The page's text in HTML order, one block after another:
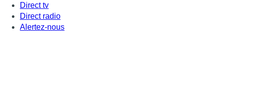
Direct tv
Direct radio
Alertez-nous